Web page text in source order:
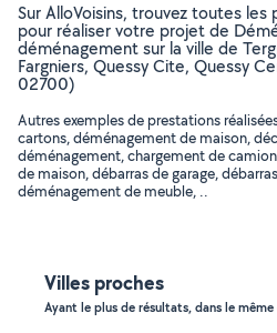
Sur AlloVoisins, trouvez toutes
pour réaliser votre projet de
déménagement sur la ville de
Fargniers, Quessy Cite, Quessy
02700)
Autres exemples de prestations
cartons, déménagement de maison,
déménagement, chargement de
de maison, débarras de garage,
déménagement de meuble, ..
Villes proches
Ayant le plus de résultats, dans le